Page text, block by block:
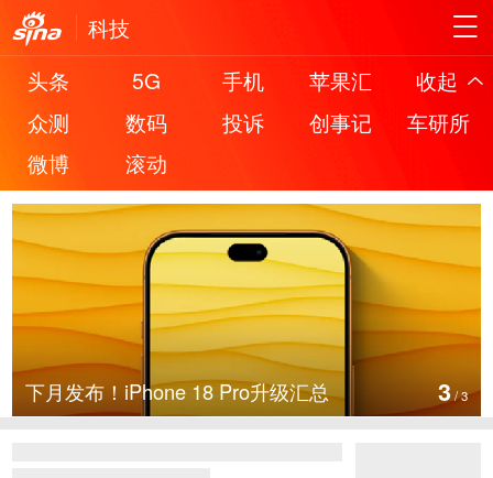
科技
头条
5G 手机 苹果汇
收起
众测
数码 投诉 创事记
车研所
微博
滚动
下月发布！iPhone 18 Pro升级汇总 3/3